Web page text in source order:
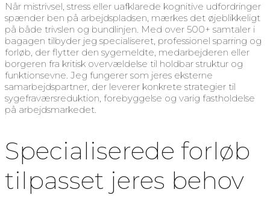
Når mistrivsel, stress eller uafklarede kognitive udfordringer
spænder ben på arbejdspladsen, mærkes det øjeblikkeligt
på både trivslen og bundlinjen. Med over 500+ samtaler i
bagagen tilbyder jeg specialiseret, professionel sparring og
forløb, der flytter den sygemeldte, medarbejderen eller
borgeren fra kritisk overvældelse til holdbar struktur og
funktionsevne. Jeg fungerer som jeres eksterne
samarbejdspartner, der leverer konkrete strategier til
sygefraværsreduktion, forebyggelse og varig fastholdelse
på arbejdsmarkedet.
Specialiserede forløb
tilpasset jeres behov